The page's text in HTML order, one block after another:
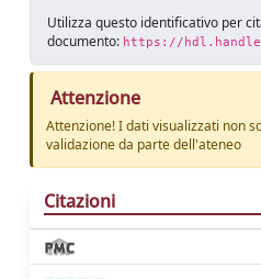
Utilizza questo identificativo per
documento: https://
Attenzione
Attenzione! I dati visualizzati non
validazione da parte dell'ateneo
Citazioni